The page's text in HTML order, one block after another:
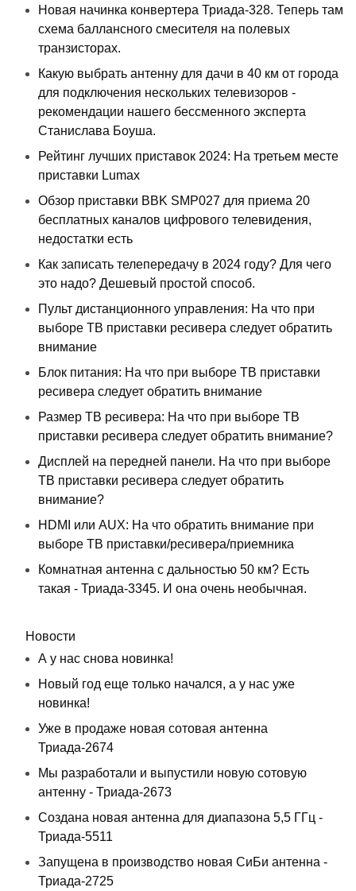
Новая начинка конвертера Триада-328. Теперь там
схема баллансного смесителя на полевых
транзисторах.
Какую выбрать антенну для дачи в 40 км от города
для подключения нескольких телевизоров -
рекомендации нашего бессменного эксперта
Станислава Боуша.
Рейтинг лучших приставок 2024: На третьем месте
приставки Lumax
Обзор приставки BBK SMP027 для приема 20
бесплатных каналов цифрового телевидения,
недостатки есть
Как записать телепередачу в 2024 году? Для чего
это надо? Дешевый простой способ.
Пульт дистанционного управления: На что при
выборе ТВ приставки ресивера следует обратить
внимание
Блок питания: На что при выборе ТВ приставки
ресивера следует обратить внимание
Размер ТВ ресивера: На что при выборе ТВ
приставки ресивера следует обратить внимание?
Дисплей на передней панели. На что при выборе
ТВ приставки ресивера следует обратить
внимание?
HDMI или AUX: На что обратить внимание при
выборе ТВ приставки/ресивера/приемника
Комнатная антенна с дальностью 50 км? Есть
такая - Триада-3345. И она очень необычная.
Новости
А у нас снова новинка!
Новый год еще только начался, а у нас уже
новинка!
Уже в продаже новая сотовая антенна
Триада-2674
Мы разработали и выпустили новую сотовую
антенну - Триада-2673
Создана новая антенна для диапазона 5,5 ГГц -
Триада-5511
Запущена в производство новая СиБи антенна -
Триада-2725